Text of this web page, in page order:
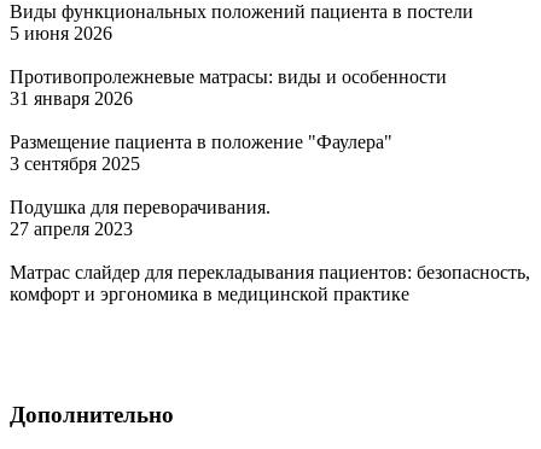
Виды функциональных положений пациента в постели
5 июня 2026
Противопролежневые матрасы: виды и особенности
31 января 2026
Размещение пациента в положение "Фаулера"
3 сентября 2025
Подушка для переворачивания.
27 апреля 2023
Матрас слайдер для перекладывания пациентов: безопасность,
комфорт и эргономика в медицинской практике
Дополнительно